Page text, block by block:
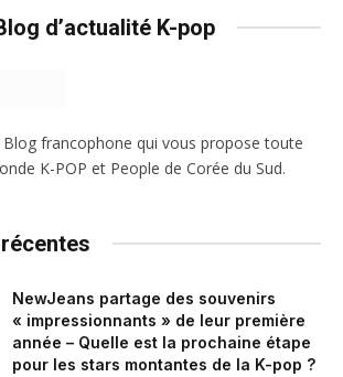
d’actualité K-pop
francophone qui vous propose toute
K-POP et People de Corée du Sud.
NewJeans partage des souvenirs
« impressionnants » de leur première
année – Quelle est la prochaine étape
pour les stars montantes de la K-pop ?